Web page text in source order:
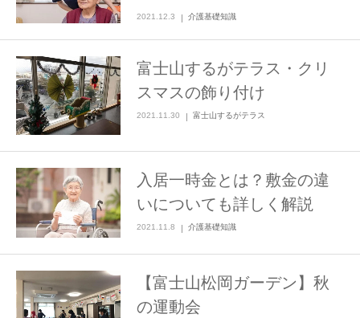
おくべき基礎知識
2021.12.3 介護基礎知識
富士山するがテラス・クリ
スマスの飾り付け
2021.11.30 富士山するがテラス
入居一時金とは？敷金の違
いについても詳しく解説
2021.11.8 介護基礎知識
【富士山松岡ガーデン】秋
の運動会